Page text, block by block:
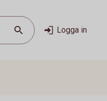
Logga in